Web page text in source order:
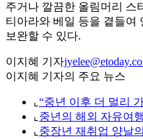
주거나 깔끔한 올림머리 스
티아라와 베일 등을 곁들여
보완할 수 있다.
이지혜 기자
이지혜 기자의 주요 뉴스
⌞ “중년 이후 더 멀리
⌞ 중년의 해외 자유여
⌞ 중장년 재취업 양날